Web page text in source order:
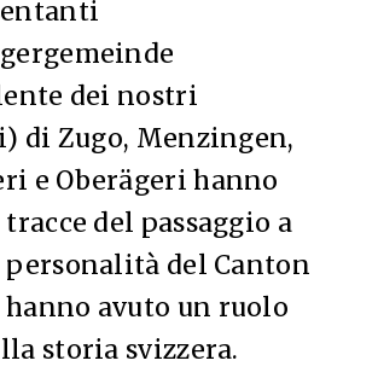
dei nostri
di Zugo, Menzingen,
e Oberägeri hanno
del passaggio a
personalità del Canton
hanno avuto un ruolo
storia svizzera.